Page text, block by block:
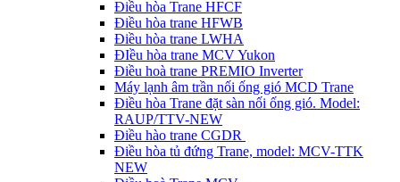
Điều hòa Trane HFCF
Điều hòa trane HFWB
Điều hòa trane LWHA
ĐIều hòa trane MCV Yukon
Điều hoà trane PREMIO Inverter
Máy lạnh âm trần nối ống gió MCD Trane
Điều hòa Trane đặt sàn nối ống gió. Model:
RAUP/TTV-NEW
Điều hào trane CGDR
Điều hòa tủ đứng Trane, model: MCV-TTK
NEW